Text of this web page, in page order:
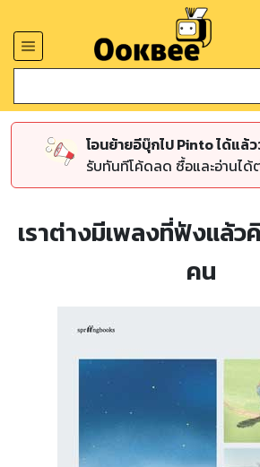
โอนย้ายอีบุ๊กไป Pinto ได้แล้
รับทันทีโค้ดลด ซื้อและอ่านได้
เราต่างมีเพลงที่ฟังแล้ว
คน